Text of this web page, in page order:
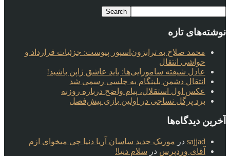
نوشته‌های تازه
محمد صلاح به ترابزون‌اسپور پیوست: جزئیات قرارداد و
حواشی انتقال
عادل شیفته سامورایی‌ها: باید عاشق ژاپن باشید!
انتقال دشمن بلینگام به چلسی رسمی شد
عکس اول استقلال، پیام واضح درباره روزبه
برد پرگل نساجی در اولین بازی پیش‌فصل
آخرین دیدگاه‌ها
sajjad در موزیک جدید ساسان آریا دنیا چی میخوای ازم
آقای وردپرس در سلام دنیا!